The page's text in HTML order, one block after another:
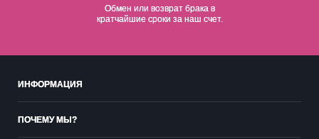
Обмен или возврат брака в
кратчайшие сроки за наш счет.
ИНФОРМАЦИЯ
ПОЧЕМУ МЫ?